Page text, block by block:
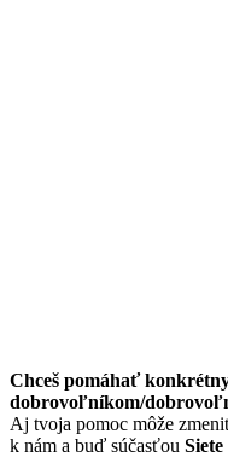
Chceš pomáhať
dobrovoľníkom/
Aj tvoja pomoc môže
k nám a buď súčasťou